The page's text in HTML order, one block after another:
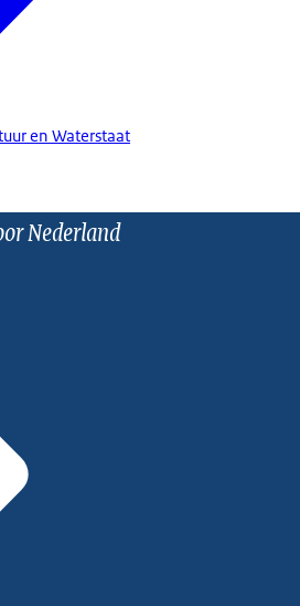
en Waterstaat
Nederland